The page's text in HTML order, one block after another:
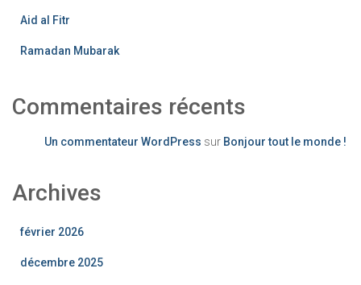
Aid al Fitr
Ramadan Mubarak
Commentaires récents
Un commentateur WordPress sur Bonjour tout le monde !
Archives
février 2026
décembre 2025